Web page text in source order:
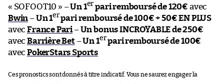
« SOFOOT10 » –Un 1er pari remboursé de 120€ avec
Bwin –Un 1erpari remboursé de 100€ + 50€ EN PLUS
avecFrance Pari–Un bonus INCROYABLE de 250€
avecBarrière Bet–Un 1erpari remboursé de 100€
avecPokerStars Sports
Ces pronostics sont donnés à titre indicatif. Vous ne saurez engager la